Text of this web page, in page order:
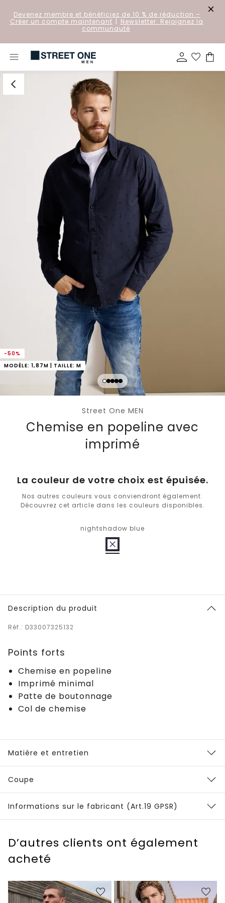
Devenez membre et bénéficiez de 10 % de réduction –
Créer un compte maintenant | Newsletter: Rejoignez la
communauté
-50%
MODÈLE: 1,87M | TAILLE: M
Street One MEN
Chemise en popeline avec
imprimé
La couleur de votre choix est épuisée.
Nos autres couleurs vous conviendront également.
Découvrez cet article dans les couleurs disponibles.
nightshadow blue
Description du produit
Réf.: D33007325132
Points forts
Chemise en popeline
Imprimé minimal
Patte de boutonnage
Col de chemise
Matière et entretien
Coupe
Informations sur le fabricant (Art.19 GPSR)
D’autres clients ont également
acheté